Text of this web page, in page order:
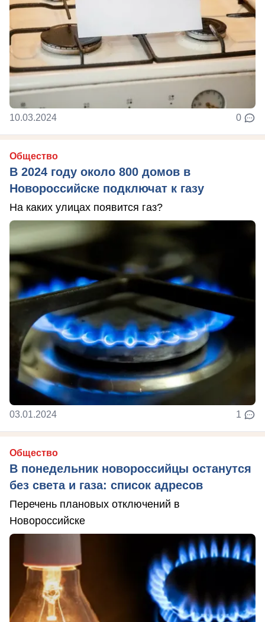
10.03.2024 0
Общество
В 2024 году около 800 домов в
Новороссийске подключат к газу
На каких улицах появится газ?
03.01.2024 1
Общество
В понедельник новороссийцы останутся
без света и газа: список адресов
Перечень плановых отключений в
Новороссийске